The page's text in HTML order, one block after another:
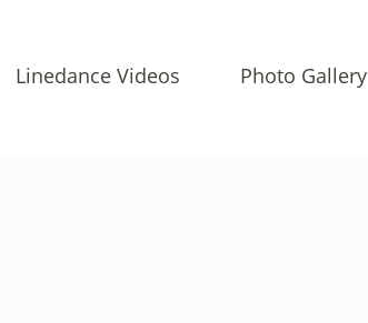
Linedance Videos Photo Gallery